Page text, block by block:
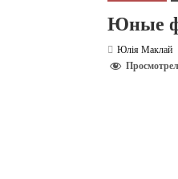
Юные
Юлія Маклай